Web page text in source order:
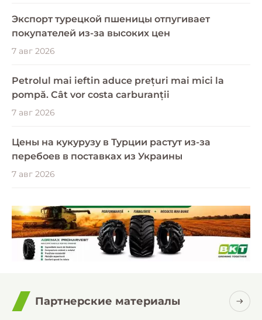
Экспорт турецкой пшеницы отпугивает
покупателей из-за высоких цен
7 авг 2026
Petrolul mai ieftin aduce prețuri mai mici la
pompă. Cât vor costa carburanții
7 авг 2026
Цены на кукурузу в Турции растут из-за
перебоев в поставках из Украины
7 авг 2026
Партнерские материалы